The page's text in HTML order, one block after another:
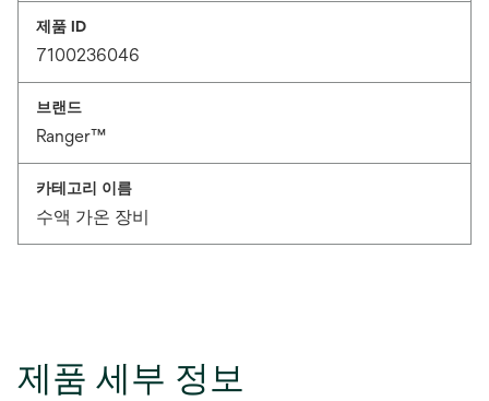
제품 ID
7100236046
브랜드
Ranger™
카테고리 이름
수액 가온 장비
제품 세부 정보